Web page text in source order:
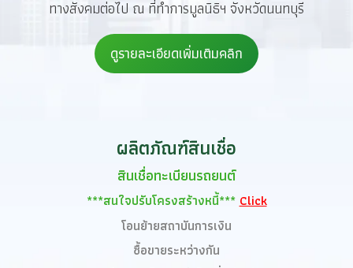
ทางสังคมต่อไป ณ ที่ทำการมูลนิธิฯ จังหวัดนนทบุรี
ดูรายละเอียดเพิ่มเติมคลิก
ผลิตภัณฑ์สินเชื่อ
สินเชื่อทะเบียนรถยนต์
***สนใจปรับโครงสร้างหนี้*** Click
โอนย้ายสถาบันการเงิน
ซื้อขายระหว่างกัน